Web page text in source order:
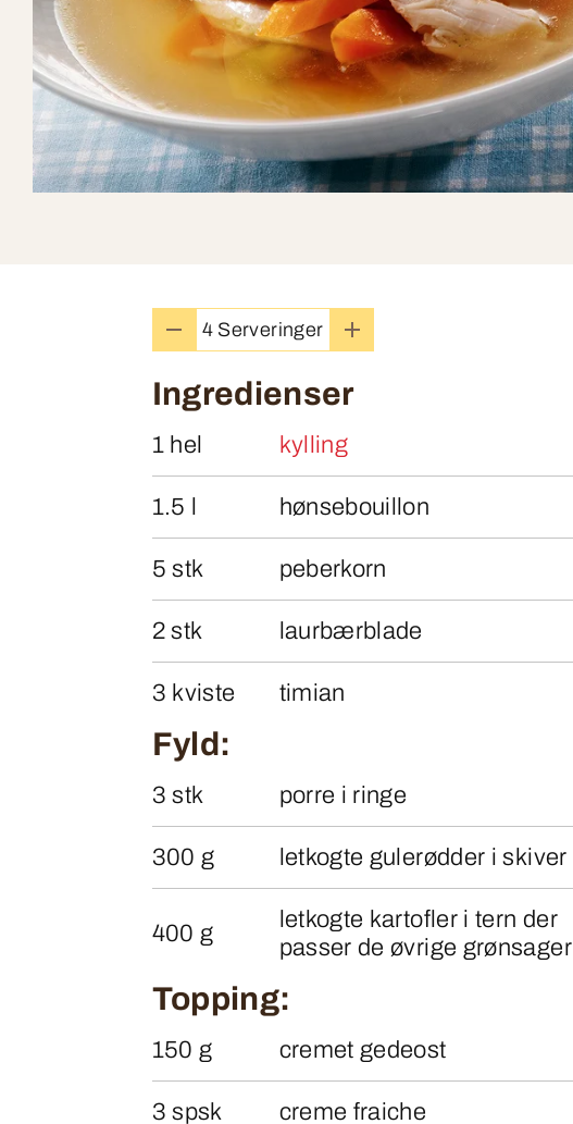
4 Serveringer
Ingredienser
1 hel kylling
1.5 l hønsebouillon
5 stk peberkorn
2 stk laurbærblade
3 kviste timian
Fyld:
3 stk porre i ringe
300 g letkogte gulerødder i skiver
400 g
letkogte kartofler i tern der
passer de øvrige grønsager
Topping:
150 g cremet gedeost
3 spsk creme fraiche